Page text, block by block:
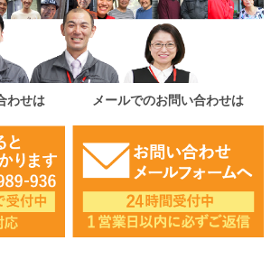
わせは メールでのお問い合わせは